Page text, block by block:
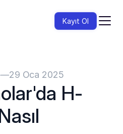
Kayıt Ol
—29 Oca 2025
H-